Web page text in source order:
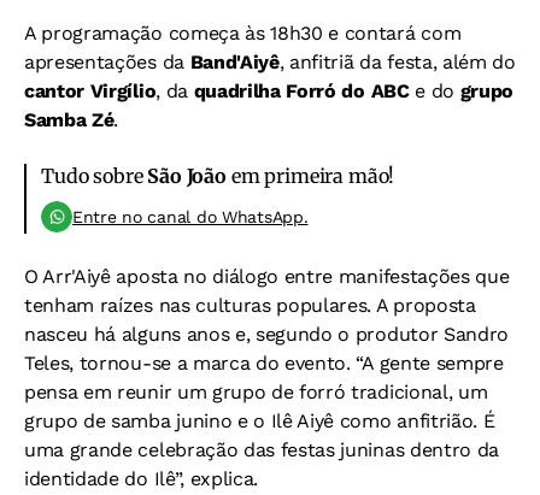
A programação começa às 18h30 e contará com
apresentações da Band'Aiyê, anfitriã da festa, além do
cantor Virgílio, daquadrilha Forró do ABCe do grupo
Samba Zé.
Tudo sobre São João em primeira mão!
Entre no canal do WhatsApp.
O Arr'Aiyê aposta no diálogo entre manifestações que
tenham raízes nas culturas populares. A proposta
nasceu há alguns anos e, segundo o produtor Sandro
Teles, tornou-se a marca do evento. “A gente sempre
pensa em reunir um grupo de forró tradicional, um
grupo de samba junino e o Ilê Aiyê como anfitrião. É
uma grande celebração das festas juninas dentro da
identidade do Ilê”, explica.